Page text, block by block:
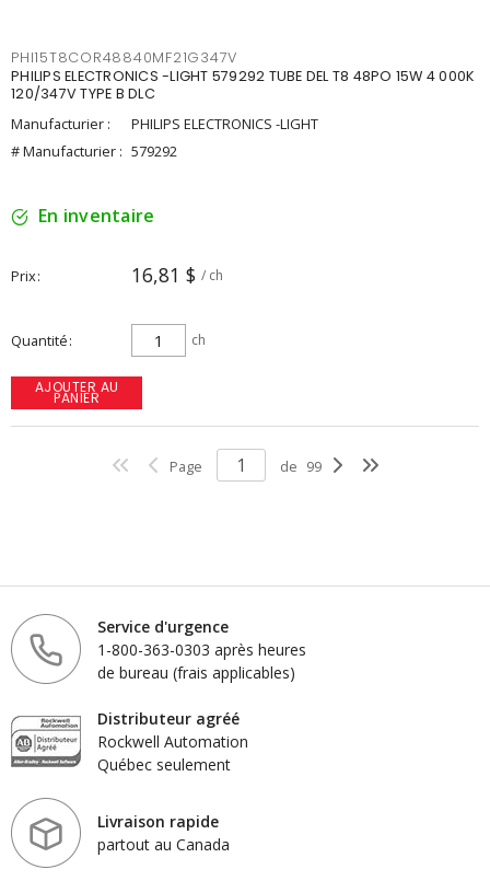
PHI15T8COR48840MF21G347V
PHILIPS ELECTRONICS -LIGHT 579292 TUBE DEL T8 48PO 15W 4 000K
120/347V TYPE B DLC
Manufacturier :
PHILIPS ELECTRONICS -LIGHT
# Manufacturier : 579292
En inventaire
Prix 16,81 $ / ch
Quantité ch
AJOUTER AU
PANIER
Page de 99
Service d'urgence
1-800-363-0303 après heures
de bureau (frais applicables)
Distributeur agréé
Rockwell Automation
Québec seulement
Livraison rapide
partout au Canada